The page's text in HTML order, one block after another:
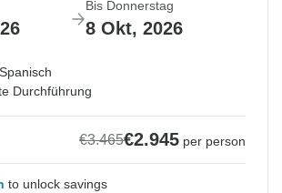
Bis Donnerstag
8 Okt, 2026
Durchführung
€3.465€2.945 per person
to unlock savings